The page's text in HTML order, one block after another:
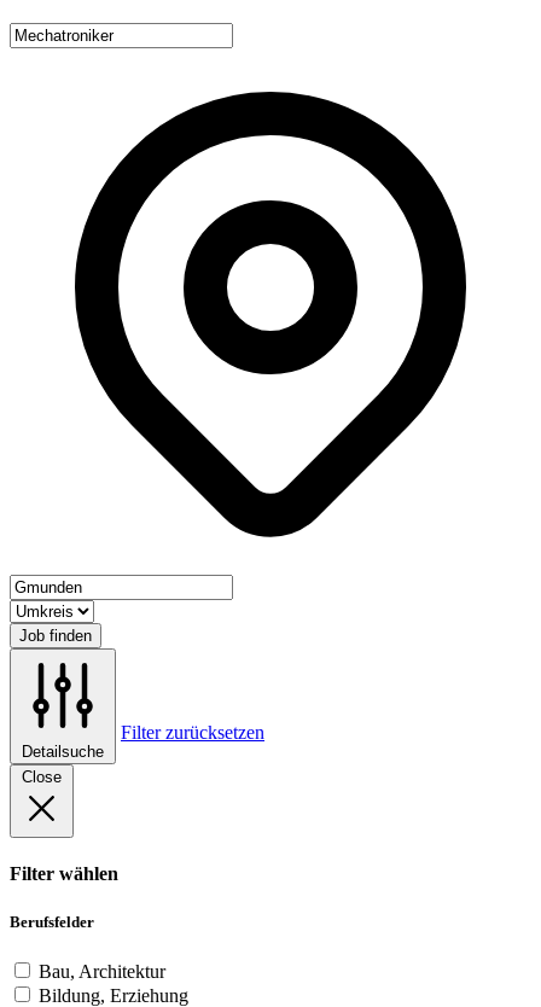
Job finden
Detailsuche
Filter zurücksetzen
Close
Filter wählen
Berufsfelder
Bau, Architektur
Bildung, Erziehung